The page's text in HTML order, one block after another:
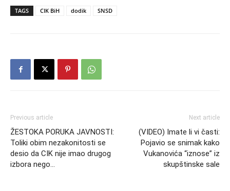
TAGS CIK BiH dodik SNSD
Previous article
ŽESTOKA PORUKA JAVNOSTI:
Toliki obim nezakonitosti se
desio da CIK nije imao drugog
izbora nego…
Next article
(VIDEO) Imate li vi časti:
Pojavio se snimak kako
Vukanovića “iznose” iz
skupštinske sale